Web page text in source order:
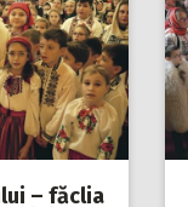
– făclia